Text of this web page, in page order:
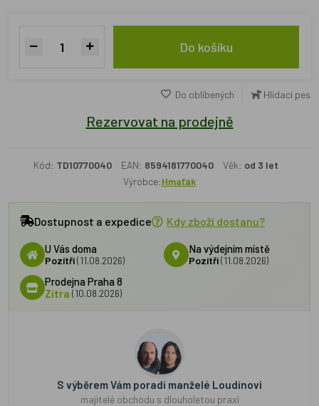
Do košíku
Do oblíbených Hlídací pes
Rezervovat na prodejně
Kód: TD10770040 EAN: 8594181770040 Věk: od 3 let
Výrobce:Hmaťák
Dostupnost a expedice Kdy zboží dostanu?
U Vás doma
Pozítří(11.08.2026)
Na výdejním místě
Pozítří (11.08.2026)
Prodejna Praha 8
Zítra (10.08.2026)
S výběrem Vám poradí manželé Loudínovi
majitelé obchodu s dlouholetou praxí